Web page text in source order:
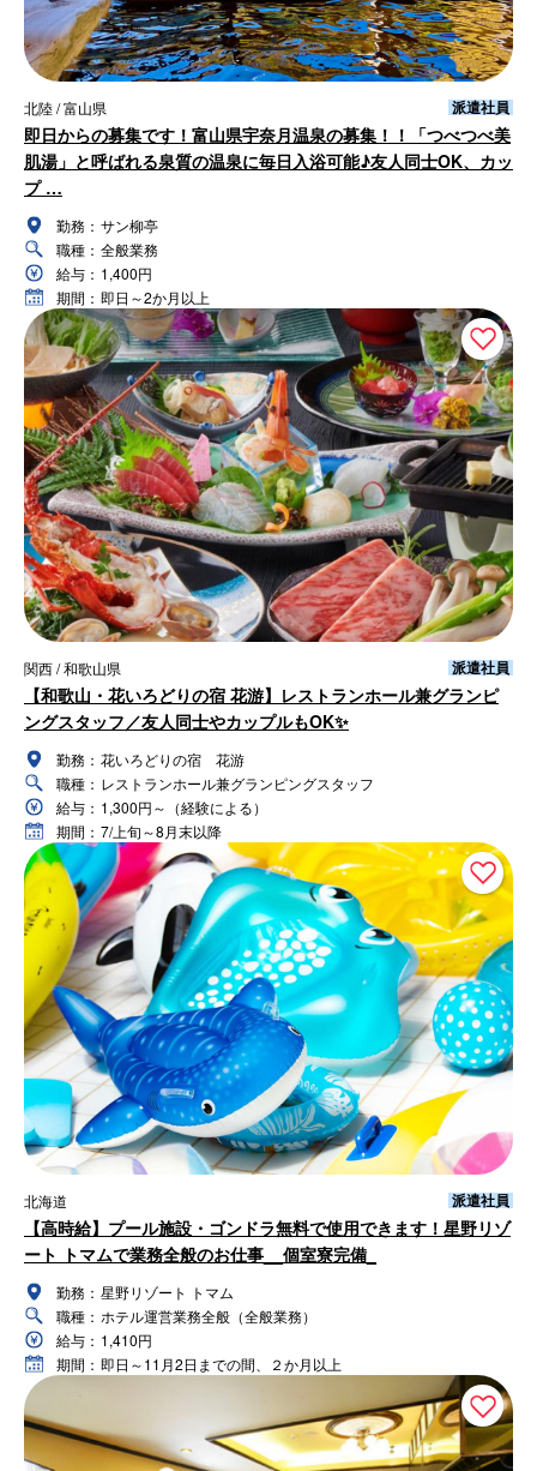
北陸 / 富山県 派遣社員
即日からの募集です！富山県宇奈月温泉の募集！！「つべつべ美
肌湯」と呼ばれる泉質の温泉に毎日入浴可能♪友人同士OK、カッ
プ …
勤務： サン柳亭
職種： 全般業務
給与： 1,400円
期間： 即日～2か月以上
関西 / 和歌山県 派遣社員
【和歌山・花いろどりの宿 花游】レストランホール兼グランピ
ングスタッフ／友人同士やカップルもOK✨
勤務： 花いろどりの宿 花游
職種： レストランホール兼グランピングスタッフ
給与： 1,300円～（経験による）
期間： 7/上旬～8月末以降
北海道 派遣社員
【高時給】プール施設・ゴンドラ無料で使用できます！星野リゾ
ート トマムで業務全般のお仕事__個室寮完備_
勤務： 星野リゾート トマム
職種： ホテル運営業務全般（全般業務）
給与： 1,410円
期間： 即日～11月2日までの間、２か月以上